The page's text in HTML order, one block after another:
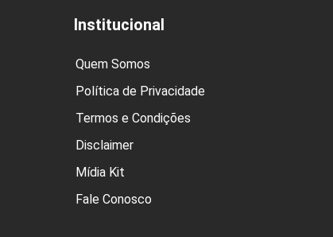
Institucional
Quem Somos
Política de Privacidade
Termos e Condições
Disclaimer
Mídia Kit
Fale Conosco